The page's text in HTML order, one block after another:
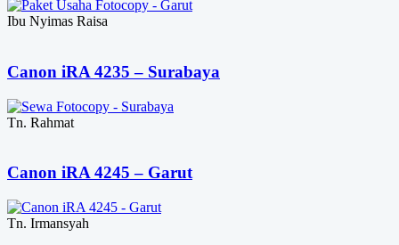
Ibu Nyimas Raisa
Canon iRA 4235 – Surabaya
Tn. Rahmat
Canon iRA 4245 – Garut
Tn. Irmansyah